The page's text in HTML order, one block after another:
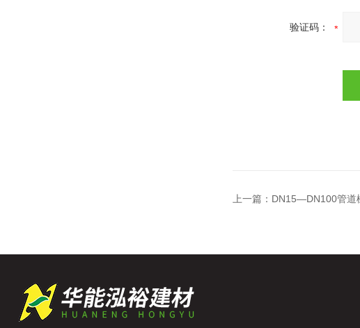
验证码：
上一篇： DN15—DN100管道